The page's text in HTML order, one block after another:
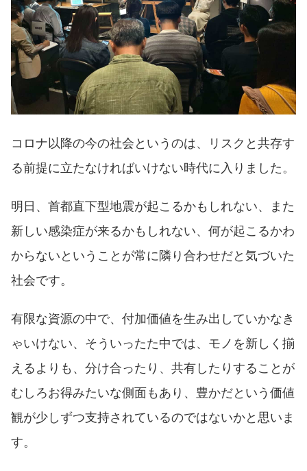
コロナ以降の今の社会というのは、リスクと共存す
る前提に立たなければいけない時代に入りました。
明日、首都直下型地震が起こるかもしれない、また
新しい感染症が来るかもしれない、何が起こるかわ
からないということが常に隣り合わせだと気づいた
社会です。
有限な資源の中で、付加価値を生み出していかなき
ゃいけない、そういったた中では、モノを新しく揃
えるよりも、分け合ったり、共有したりすることが
むしろお得みたいな側面もあり、豊かだという価値
観が少しずつ支持されているのではないかと思いま
す。